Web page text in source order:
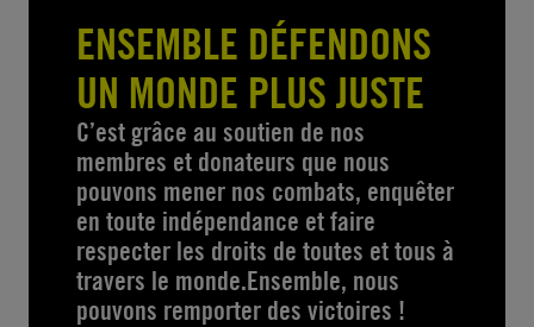
ENSEMBLE DÉFENDONS
UN MONDE PLUS JUSTE
C’est grâce au soutien de nos
membres et donateurs que nous
pouvons mener nos combats, enquêter
en toute indépendance et faire
respecter les droits de toutes et tous à
travers le monde.Ensemble, nous
pouvons remporter des victoires !